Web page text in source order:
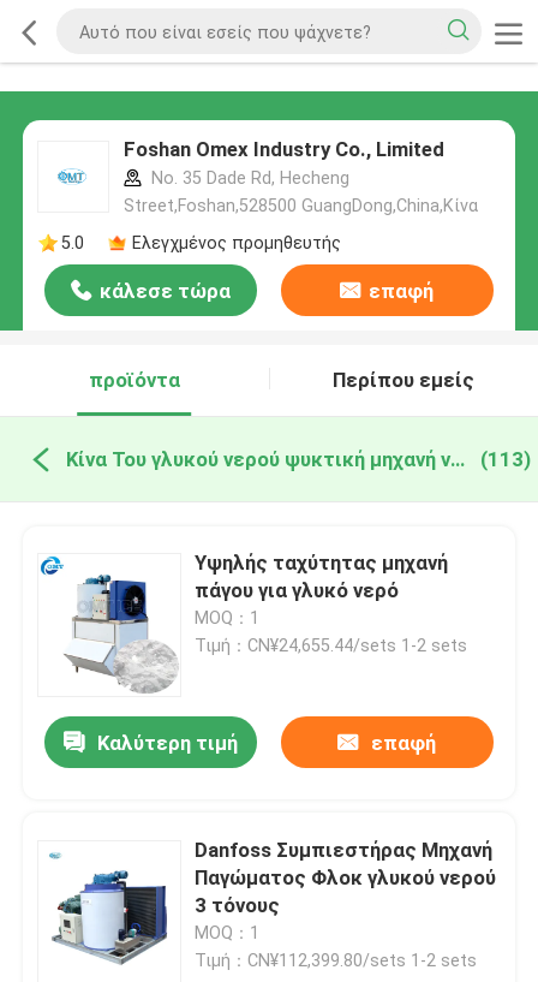
Foshan Omex Industry Co., Limited
No. 35 Dade Rd, Hecheng
Street,Foshan,528500 GuangDong,China,Κίνα
5.0
Ελεγχμένος προμηθευτής
κάλεσε τώρα επαφή
προϊόντα Περίπου εμείς
Κίνα Του γλυκού νερού ψυκτική μηχανή νιφάδων (113)
Υψηλής ταχύτητας μηχανή
πάγου για γλυκό νερό
MOQ：1
Τιμή：CN¥24,655.44/sets 1-2 sets
Καλύτερη τιμή επαφή
Danfoss Συμπιεστήρας Μηχανή
Παγώματος Φλοκ γλυκού νερού
3 τόνους
MOQ：1
Τιμή：CN¥112,399.80/sets 1-2 sets